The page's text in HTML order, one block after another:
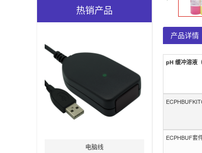
热销产品
电脑线
产品详情
pH 缓冲溶液
ECPHBUF套